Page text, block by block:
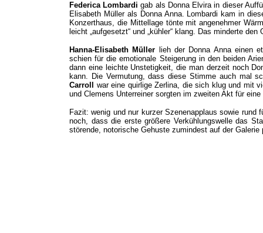
Federica Lombardigab als Donna Elvira in dieser
Elisabeth Müller als Donna Anna. Lombardi kam in
Konzerthaus, die Mittellage tönte mit angenehmer
leicht „aufgesetzt“ und „kühler“ klang. Das minderte
Hanna-Elisabeth Müller
lieh der Donna Anna einen
schien für die emotionale Steigerung in den beiden
dann eine leichte Unstetigkeit, die man derzeit noch
kann. Die Vermutung, dass diese Stimme auch mal
Carroll
war eine quirlige Zerlina, die sich klug und mit
und Clemens Unterreiner sorgten im zweiten Akt für
Fazit: wenig und nur kurzer Szenenapplaus sowie
noch, dass die erste größere Verkühlungswelle das
störende, notorische Gehuste zumindest auf der